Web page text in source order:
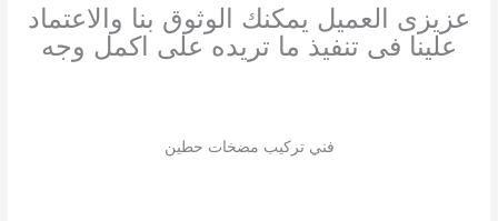
عزيزى العميل يمكنك الوثوق بنا والاعتماد
علينا فى تنفيذ ما تريده على اكمل وجه
فني تركيب مضخات حطين